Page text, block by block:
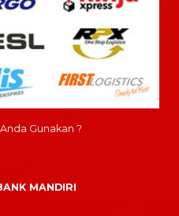
Gunakan ?
MANDIRI